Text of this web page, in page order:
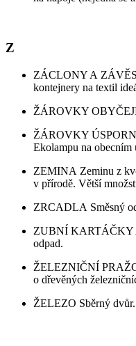
Z
ZÁCLONY A
kontejnery na textil
ŽÁROVKY
ŽÁROVKY
Ekolampu na obecním
ZEMINA Zeminu z
v přírodě. Větší
ZRCADLA Směsný
ZUBNÍ KARTÁČKY
odpad.
ŽELEZNIČNÍ
o dřevěných
ŽELEZO Sběrný